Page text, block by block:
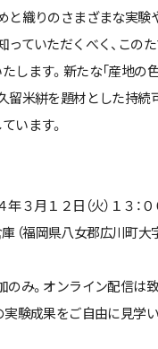
と織りのさまざまな実
っていただくべく、この
します。新たな「産地の
留米絣を題材とした持
います。
３月１２日（火）１３：
（福岡県八女郡広川町
のみ。オンライン配信は
験成果をご自由に見学い